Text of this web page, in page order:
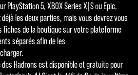
PlayStation 5, XBOX Series X|S ou Epic,
les deux parties, mais vous devrez vous
fiches de la boutique sur votre plateforme
séparés afin de les
des Hadrons est disponible et gratuite pour